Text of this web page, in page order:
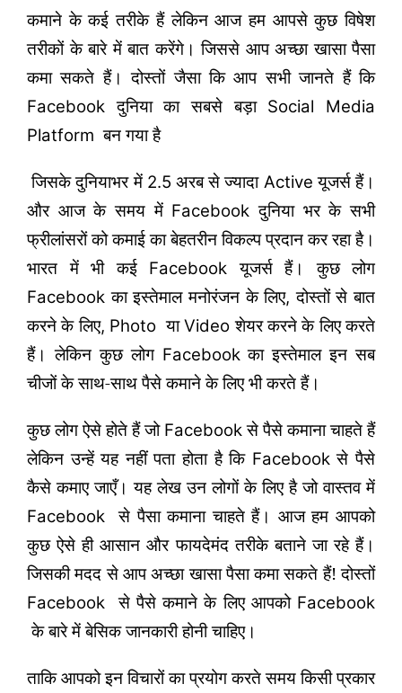
कमाने के कई तरीके हैं लेकिन आज हम आपसे कुछ विषेश
तरीकों के बारे में बात करेंगे। जिससे आप अच्छा खासा पैसा
कमा सकते हैं। दोस्तों जैसा कि आप सभी जानते हैं कि
Facebook दुनिया का सबसे बड़ा Social Media
Platform बन गया है
जिसके दुनियाभर में 2.5 अरब से ज्यादा Active यूजर्स हैं।
और आज के समय में Facebook दुनिया भर के सभी
फ्रीलांसरों को कमाई का बेहतरीन विकल्प प्रदान कर रहा है।
भारत में भी कई Facebook यूजर्स हैं। कुछ लोग
Facebook का इस्तेमाल मनोरंजन के लिए,दोस्तों से बात
करने के लिए, Photo याVideo शेयर करने के लिए करते
हैं। लेकिन कुछ लोग Facebook का इस्तेमाल इन सब
चीजों के साथ-साथ पैसे कमाने के लिए भी करते हैं।
कुछ लोग ऐसे होते हैं जो Facebookसे पैसे कमाना चाहते हैं
लेकिन उन्हें यह नहीं पता होता है कि Facebookसे पैसे
कैसे कमाए जाएँ। यह लेख उन लोगों के लिए है जो वास्तव में
Facebook
से पैसा कमाना चाहते हैं। आज हम आपको
कुछ ऐसे ही आसान और फायदेमंद तरीके बताने जा रहे हैं।
जिसकी मदद से आप अच्छा खासा पैसा कमा सकते हैं! दोस्तों
Facebook से पैसे कमाने के लिए आपको Facebook
के बारे में बेसिक जानकारी होनी चाहिए।
ताकि आपको इन विचारों का प्रयोग करते समय किसी प्रकार